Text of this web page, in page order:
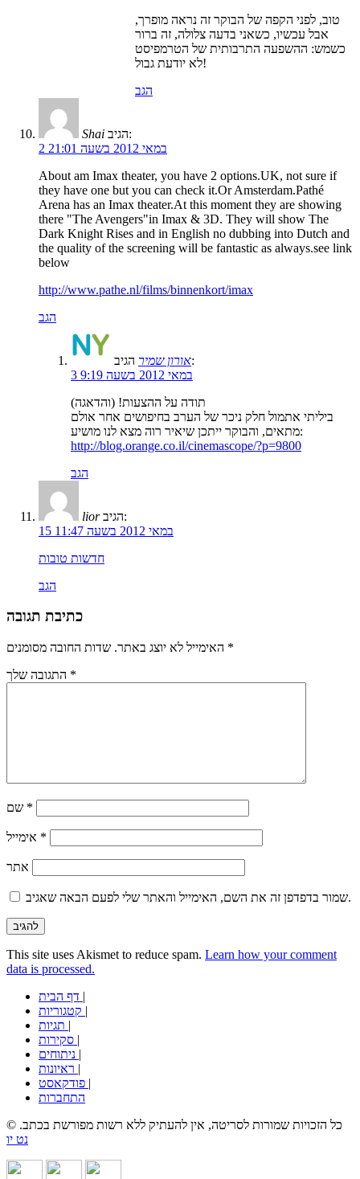
טוב, לפני הקפה של הבוקר זה נראה מופרך,
אבל עכשיו, כשאני בדעה צלולה, זה ברור
כשמש: ההשפעה התרבותית של הטרמפיסט
לא יודעת גבול!
הגב
Shai
הגיב:
2 במאי 2012 בשעה 21:01
About am Imax theater, you have 2 options.UK, not sure if
they have one but you can check it.Or Amsterdam.Pathé
Arena has an Imax theater.At this moment they are showing
there "The Avengers"in Imax & 3D. They will show The
Dark Knight Rises and in English no dubbing into Dutch and
the quality of the screening will be fantastic as always.see link
below
http://www.pathe.nl/films/binnenkort/imax
הגב
אורון שמירהגיב:
3 במאי 2012 בשעה 9:19
תודה על ההצעות! (והדאגה)
ביליתי אתמול חלק ניכר של הערב בחיפושים אחר אולם
מתאים, והבוקר ייתכן שיאיר רוה מצא לנו מושיע:
http://blog.orange.co.il/cinemascope/?p=9800
הגב
lior
הגיב:
15 במאי 2012 בשעה 11:47
חדשות טובות
הגב
כתיבת תגובה
האימייל לא יוצג באתר. *
*
*
*
אתר
שמור בדפדפן זה את השם, האימייל והאתר שלי לפעם הבאה שאגיב.
This site uses Akismet to reduce spam. Learn how your comment
data is processed.
|
|
|
|
|
|
|
התחברות
© כל הזכויות שמורות לסריטה, אין להעתיק ללא רשות מפורשת בכתב.
נט יו